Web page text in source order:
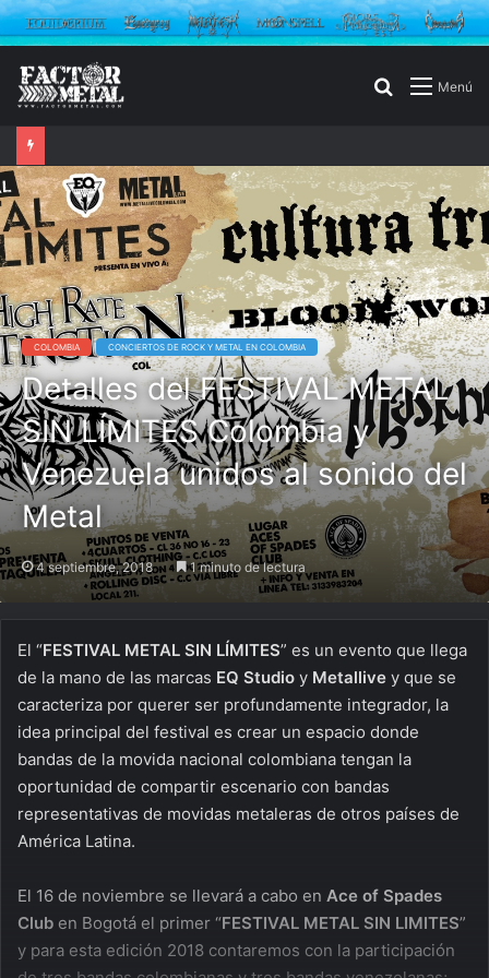
Menú
Buscar
COLOMBIA CONCIERTOS DE ROCK Y METAL EN COLOMBIA
Detalles del FESTIVAL METAL
SIN LÍMITES Colombia y
Venezuela unidos al sonido del
Metal
4 septiembre, 2018 1 minuto de lectura
El “FESTIVAL METAL SIN LÍMITES” es un evento que llega
de la mano de las marcas EQ Studio y Metallive y que se
caracteriza por querer ser profundamente integrador, la
idea principal del festival es crear un espacio donde
bandas de la movida nacional colombiana tengan la
oportunidad de compartir escenario con bandas
representativas de movidas metaleras de otros países de
América Latina.
El 16 de noviembre se llevará a cabo en Ace of Spades
Club en Bogotá el primer “FESTIVAL METAL SIN LIMITES”
y para esta edición 2018 contaremos con la participación